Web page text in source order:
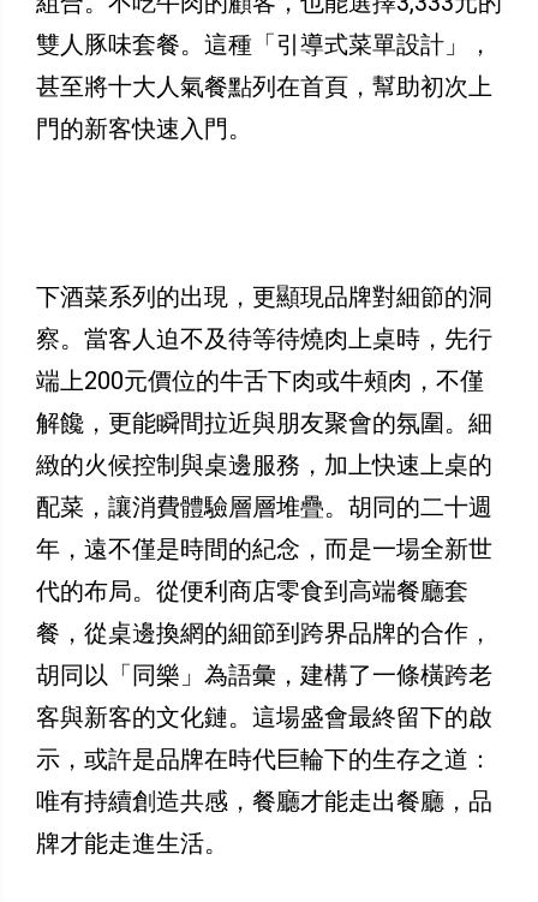
雙人豚味套餐。這種「引導式菜單設計」，
甚至將十大人氣餐點列在首頁，幫助初次上
門的新客快速入門。
下酒菜系列的出現，更顯現品牌對細節的洞
察。當客人迫不及待等待燒肉上桌時，先行
端上200元價位的牛舌下肉或牛頰肉，不僅
解饞，更能瞬間拉近與朋友聚會的氛圍。細
緻的火候控制與桌邊服務，加上快速上桌的
配菜，讓消費體驗層層堆疊。胡同的二十週
年，遠不僅是時間的紀念，而是一場全新世
代的布局。從便利商店零食到高端餐廳套
餐，從桌邊換網的細節到跨界品牌的合作，
胡同以「同樂」為語彙，建構了一條橫跨老
客與新客的文化鏈。這場盛會最終留下的啟
示，或許是品牌在時代巨輪下的生存之道：
唯有持續創造共感，餐廳才能走出餐廳，品
牌才能走進生活。